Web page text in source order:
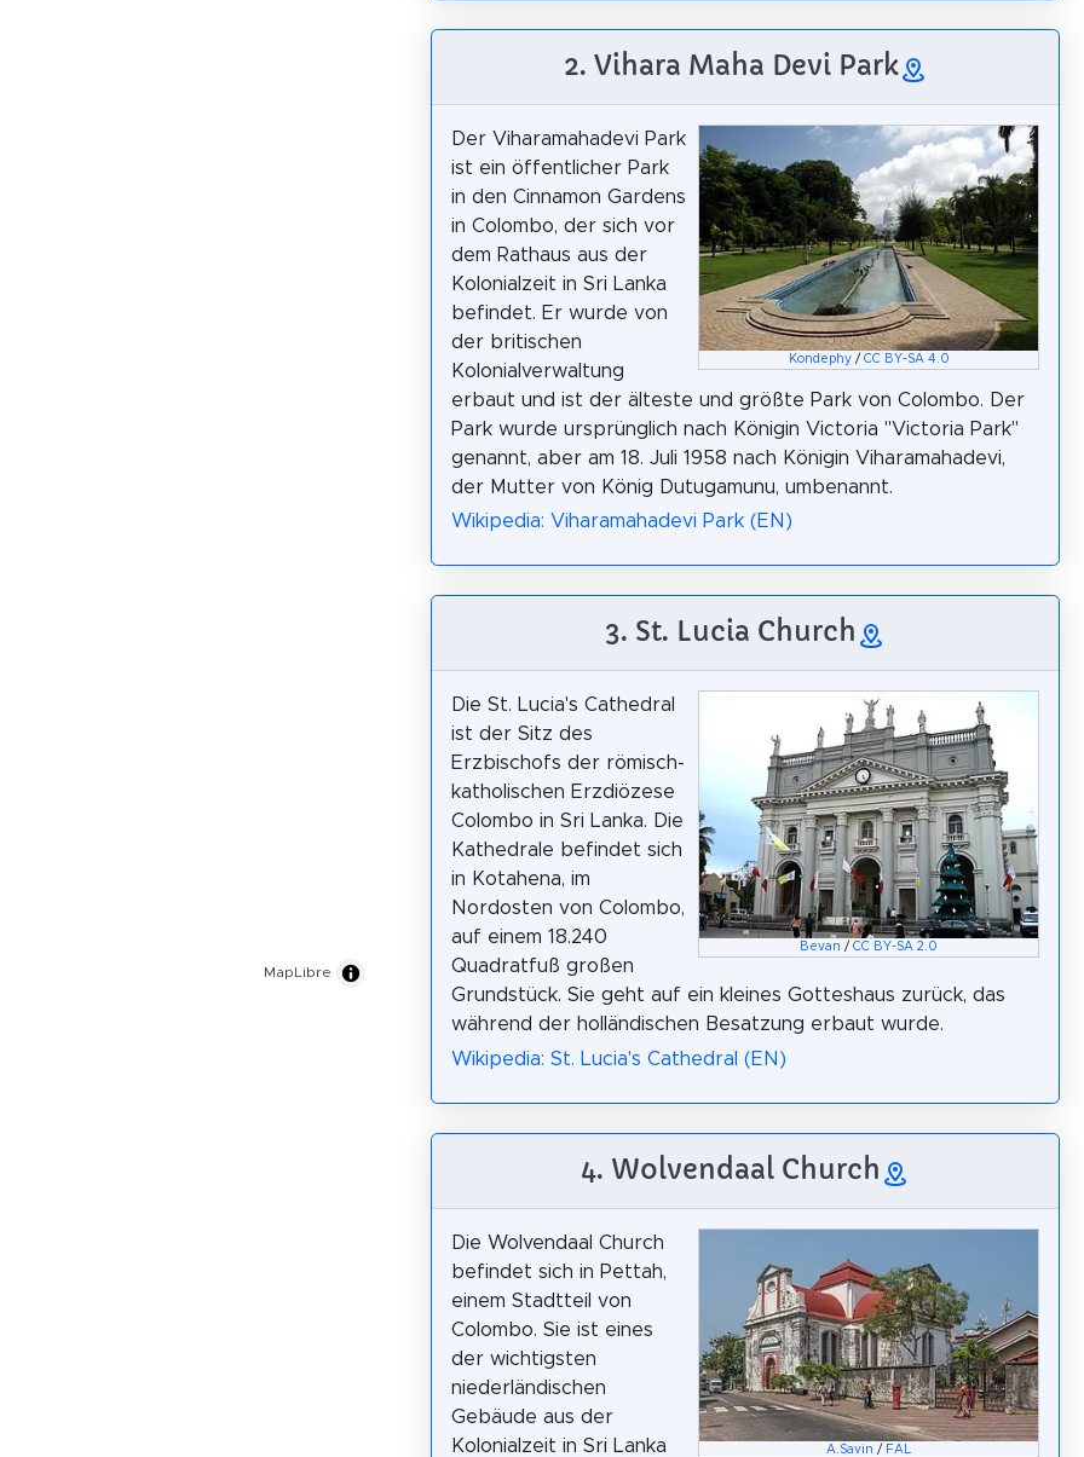
MapLibre
2. Vihara Maha Devi Park
Kondephy/ CC BY-SA 4.0
Der Viharamahadevi Park
ist ein öffentlicher Park
in den Cinnamon Gardens
in Colombo, der sich vor
dem Rathaus aus der
Kolonialzeit in Sri Lanka
befindet. Er wurde von
der britischen
Kolonialverwaltung
erbaut und ist der älteste und größte Park von Colombo. Der
Park wurde ursprünglich nach Königin Victoria "Victoria Park"
genannt, aber am 18. Juli 1958 nach Königin Viharamahadevi,
der Mutter von König Dutugamunu, umbenannt.
Wikipedia: Viharamahadevi Park (EN)
3. St. Lucia Church
Bevan /CC BY-SA 2.0
Die St. Lucia's Cathedral
ist der Sitz des
Erzbischofs der römisch-
katholischen Erzdiözese
Colombo in Sri Lanka. Die
Kathedrale befindet sich
in Kotahena, im
Nordosten von Colombo,
auf einem 18.240
Quadratfuß großen
Grundstück. Sie geht auf ein kleines Gotteshaus zurück, das
während der holländischen Besatzung erbaut wurde.
Wikipedia: St. Lucia's Cathedral (EN)
4. Wolvendaal Church
A.Savin / FAL
Die Wolvendaal Church
befindet sich in Pettah,
einem Stadtteil von
Colombo. Sie ist eines
der wichtigsten
niederländischen
Gebäude aus der
Kolonialzeit in Sri Lanka